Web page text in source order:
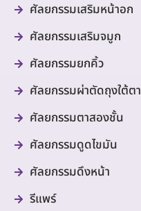
ศัลยกรรมเสริมหน้าอก
ศัลยกรรมเสริมจมูก
ศัลยกรรมยกคิ้ว
ศัลยกรรมผ่าตัดถุงใต้ตา
ศัลยกรรมตาสองชั้น
ศัลยกรรมดูดไขมัน
ศัลยกรรมดึงหน้า
รีแพร์